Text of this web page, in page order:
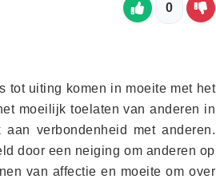
0
tot uiting komen in moeite met het
moeilijk toelaten van anderen in
verbondenheid met anderen.
door een neiging om anderen op
van affectie en moeite om over